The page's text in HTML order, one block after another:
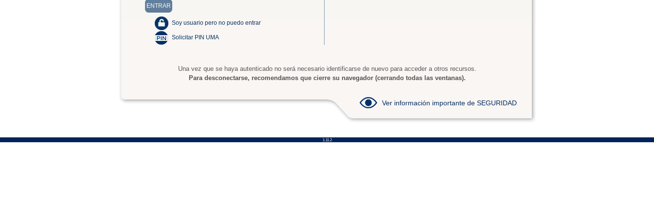
Soy usuario pero no puedo entrar
Solicitar PIN UMA
Una vez que se haya autenticado no será necesario identificarse de nuevo para acceder a otros recursos.
Para desconectarse, recomendamos que cierre su navegador (cerrando todas las ventanas).
Ver información importante de SEGURIDAD
1.11.2